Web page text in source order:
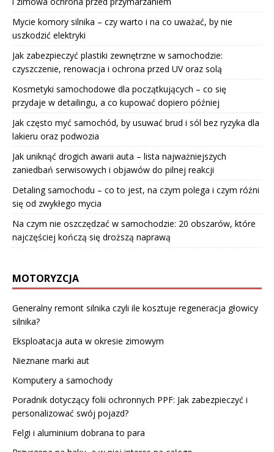
Mycie komory silnika – czy warto i na co uważać, by nie
uszkodzić elektryki
Jak zabezpieczyć plastiki zewnętrzne w samochodzie:
czyszczenie, renowacja i ochrona przed UV oraz solą
Kosmetyki samochodowe dla początkujących – co się
przydaje w detailingu, a co kupować dopiero później
Jak często myć samochód, by usuwać brud i sól bez ryzyka dla
lakieru oraz podwozia
Jak uniknąć drogich awarii auta – lista najważniejszych
zaniedbań serwisowych i objawów do pilnej reakcji
Detaling samochodu – co to jest, na czym polega i czym różni
się od zwykłego mycia
Na czym nie oszczędzać w samochodzie: 20 obszarów, które
najczęściej kończą się droższą naprawą
MOTORYZCJA
Generalny remont silnika czyli ile kosztuje regeneracja głowicy
silnika?
Eksploatacja auta w okresie zimowym
Nieznane marki aut
Komputery a samochody
Poradnik dotyczący folii ochronnych PPF: Jak zabezpieczyć i
personalizować swój pojazd?
Felgi i aluminium dobrana to para